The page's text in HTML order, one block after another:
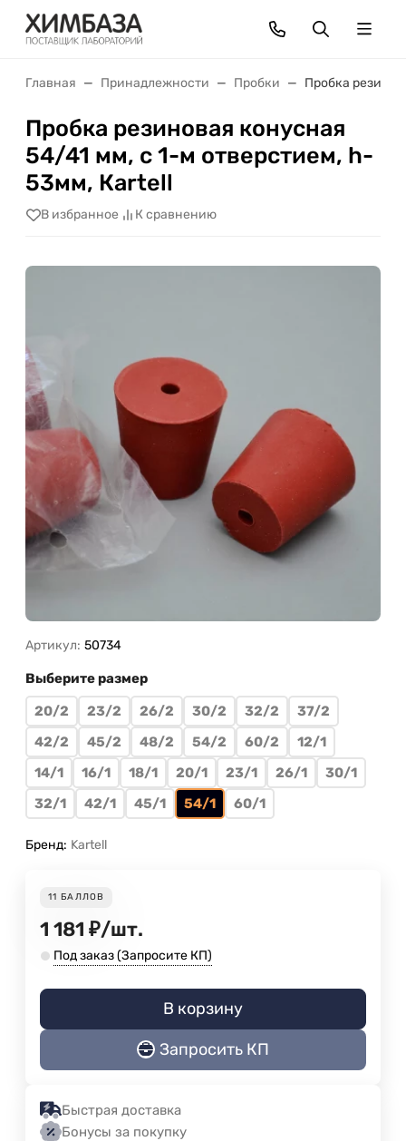
Главная Принадлежности Пробки Пробка
Пробка резиновая конусная
54/41 мм, с 1-м отверстием, h-
53мм, Кartell
В избранное К сравнению
Артикул: 50734
Выберите размер
20/2
23/2 26/2 30/2 32/2
37/2
42/2
45/2 48/2 54/2 60/2
12/1
14/1
16/1 18/1 20/1 23/1 26/1
30/1
32/1
42/1 45/1 54/1 60/1
Бренд: Kartell
11 БАЛЛОВ
1 181 ₽/шт.
Под заказ (Запросите КП)
В корзину
Запросить КП
Быстрая доставка
Бонусы за покупку